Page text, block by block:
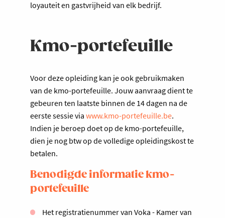
loyauteit en gastvrijheid van elk bedrijf.
Kmo-portefeuille
Voor deze opleiding kan je ook gebruikmaken
van de kmo-portefeuille. Jouw aanvraag dient te
gebeuren ten laatste binnen de 14 dagen na de
eerste sessie via www.kmo-portefeuille.be.
Indien je beroep doet op de kmo-portefeuille,
dien je nog btw op de volledige opleidingskost te
betalen.
Benodigde informatie kmo-
portefeuille
Het registratienummer van Voka - Kamer van